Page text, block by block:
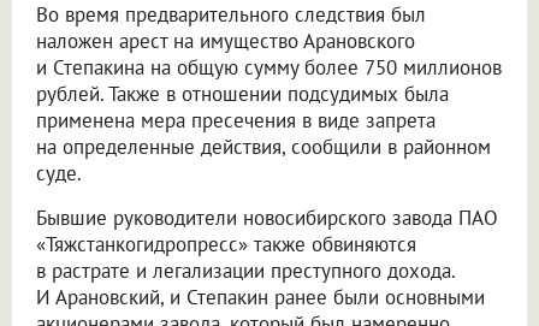
Во время предварительного следствия был
наложен арест на имущество Арановского
и Степакина на общую сумму более 750 миллионов
рублей. Также в отношении подсудимых была
применена мера пресечения в виде запрета
на определенные действия, сообщили в районном
суде.
Бывшие руководители новосибирского завода ПАО
«Тяжстанкогидропресс» также обвиняются
в растрате и легализации преступного дохода.
И Арановский, и Степакин ранее были основными